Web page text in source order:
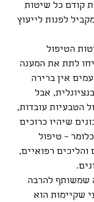
קודם כל שיטות
לפנות לייעוץ
הטיפול
לתת את המענה
אין ברירה
אבל
הטבעיות עובדות,
שיהיו כרוכים
– טיפול
והליכים רפואיים,
שמשותף להרבה
שקיימות הוא